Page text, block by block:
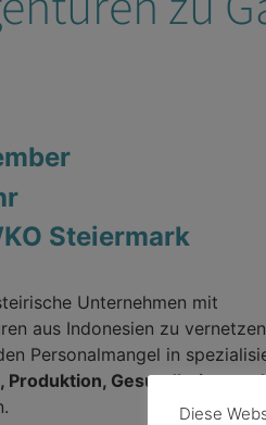
Steiermark
Unternehmen mit
aus Indonesien zu
Personalmangel in
Produktion, Gesundheits- und
Diese